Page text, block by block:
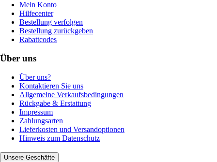
Mein Konto
Hilfecenter
Bestellung verfolgen
Bestellung zurückgeben
Rabattcodes
Über uns
Über uns?
Kontaktieren Sie uns
Allgemeine Verkaufsbedingungen
Rückgabe & Erstattung
Impressum
Zahlungsarten
Lieferkosten und Versandoptionen
Hinweis zum Datenschutz
Unsere Geschäfte